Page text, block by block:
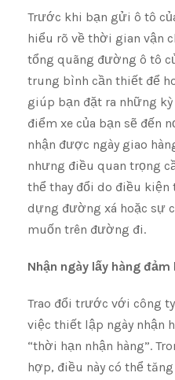
Trước khi bạn gửi ô tô
hiểu rõ về thời gian vận
tổng quãng đường ô tô
trung bình cần thiết để
giúp bạn đặt ra những
điểm xe của bạn sẽ đến
nhận được ngày giao
nhưng điều quan trọng
thể thay đổi do điều
dựng đường xá hoặc sự
muốn trên đường đi.
Nhận ngày lấy hàng đảm
Trao đổi trước với công
việc thiết lập ngày nhận
“thời hạn nhận hàng”.
hợp, điều này có thể